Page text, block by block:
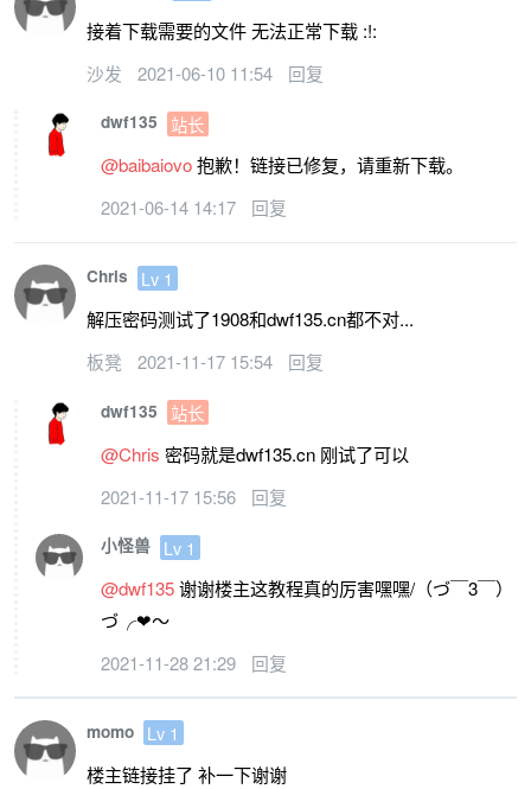
接着下载需要的文件 无法正常下载 :!:
沙发
2021-06-10 11:54 回复
dwf135
站长
@baibaiovo 抱歉！链接已修复，请重新下载。
2021-06-14 14:17
回复
Chris
Lv 1
解压密码测试了1908和dwf135.cn都不对...
板凳
2021-11-17 15:54 回复
dwf135
站长
@Chris 密码就是dwf135.cn 刚试了可以
2021-11-17 15:56
回复
小怪兽
Lv 1
@dwf135 谢谢楼主这教程真的厉害嘿嘿/（づ￣3￣）
づ╭❤～
2021-11-28 21:29
回复
momo
Lv 1
楼主链接挂了 补一下谢谢